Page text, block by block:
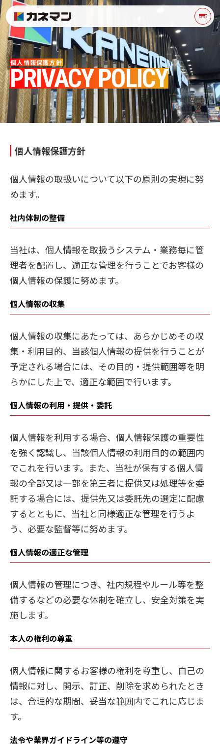
個人情報保護方針 | カネ
MENU
個人情報保護方針
PRIVACY POLICY
個人情報保護方針
個人情報の取扱いについて以下の原則の実現に努
めます。
社内体制の整備
当社は、個人情報を取扱うシステム・業務毎に管
理者を配置し、適正な管理を行うことでお客様の
個人情報の保護に努めます。
個人情報の収集
個人情報の収集にあたっては、あらかじめその収
集・利用目的、当該個人情報の提供を行うことが
予定される場合には、その目的・提供範囲等を明
らかにした上で、適正な範囲で行います。
個人情報の利用・提供・委託
個人情報を利用する場合、個人情報保護の重要性
を強く認識し、当該個人情報の利用目的の範囲内
でこれを行います。また、当社が保有する個人情
報の全部又は一部を第三者に提供又は処理等を委
託する場合には、提供先又は委託先の選定に配慮
するとともに、当社と同様適正な管理を行うよ
う、必要な監督等に努めます。
個人情報の適正な管理
個人情報の管理につき、社内規程やルール等を整
備するなどの必要な体制を確立し、安全対策を実
施します。
本人の権利の尊重
個人情報に関するお客様の権利を尊重し、自己の
情報に対し、開示、訂正、削除を求められたとき
は、合理的な期間、妥当な範囲内でこれに応じま
す。
法令や業界ガイドライン等の遵守